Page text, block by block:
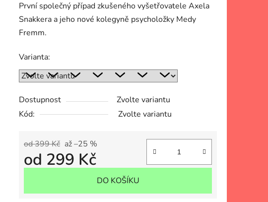
První společný případ zkušeného vyšetřovatele Axela
Snakkera a jeho nové kolegyně psycholožky Medy
Fremm.
Varianta:
Dostupnost
Zvolte variantu
Kód:
Zvolte variantu
od 399 Kč až –25 %
od 299 Kč
DO KOŠÍKU